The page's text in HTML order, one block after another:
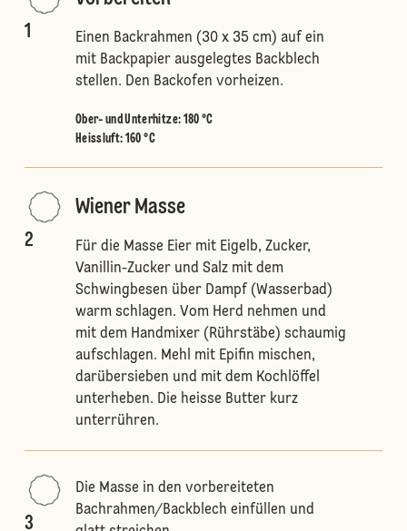
1
Einen Backrahmen (30 x 35 cm) auf ein
mit Backpapier ausgelegtes Backblech
stellen. Den Backofen vorheizen.
Ober- und Unterhitze: 180 °C
Heissluft: 160 °C
2
Wiener Masse
Für die Masse Eier mit Eigelb, Zucker,
Vanillin-Zucker und Salz mit dem
Schwingbesen über Dampf (Wasserbad)
warm schlagen. Vom Herd nehmen und
mit dem Handmixer (Rührstäbe) schaumig
aufschlagen. Mehl mit Epifin mischen,
darübersieben und mit dem Kochlöffel
unterheben. Die heisse Butter kurz
unterrühren.
3
Die Masse in den vorbereiteten
Bachrahmen/Backblech einfüllen und